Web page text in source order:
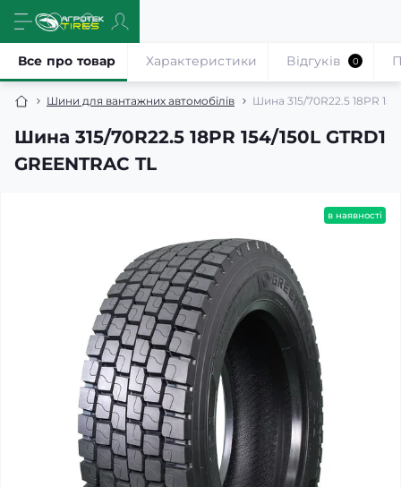
Шини для вантажних автомобілів Шина 315/70R22.5 18PR
Шина 315/70R22.5 18PR 154/150L GTRD1
GREENTRAC TL
Все про товар Характеристики Відгуків 0
в наявності